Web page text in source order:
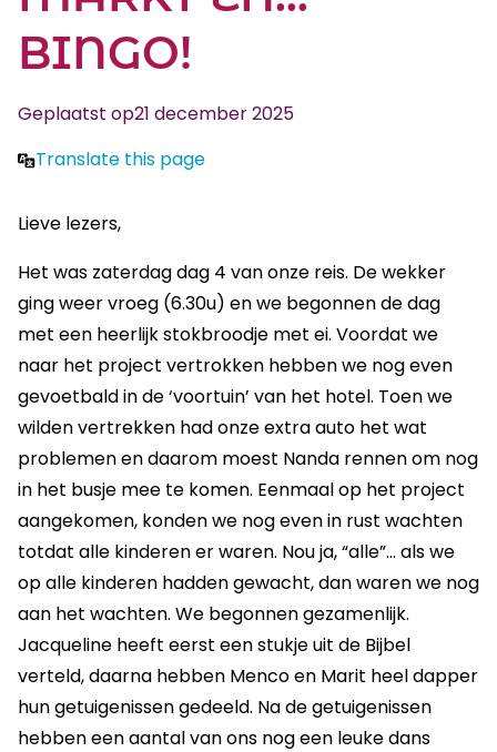
BINGO!
Geplaatst op21 december 2025
Translate this page
Lieve lezers,
Het was zaterdag dag 4 van onze reis. De wekker
ging weer vroeg (6.30u) en we begonnen de dag
met een heerlijk stokbroodje met ei. Voordat we
naar het project vertrokken hebben we nog even
gevoetbald in de ‘voortuin’ van het hotel. Toen we
wilden vertrekken had onze extra auto het wat
problemen en daarom moest Nanda rennen om nog
in het busje mee te komen. Eenmaal op het project
aangekomen, konden we nog even in rust wachten
totdat alle kinderen er waren. Nou ja, “alle”… als we
op alle kinderen hadden gewacht, dan waren we nog
aan het wachten. We begonnen gezamenlijk.
Jacqueline heeft eerst een stukje uit de Bijbel
verteld, daarna hebben Menco en Marit heel dapper
hun getuigenissen gedeeld. Na de getuigenissen
hebben een aantal van ons nog een leuke dans